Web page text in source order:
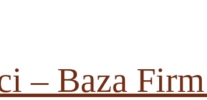
– Baza